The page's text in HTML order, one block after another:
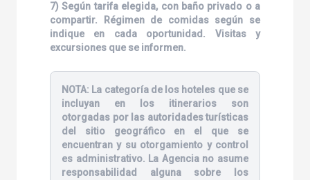
7) Según tarifa elegida, con baño privado o a
compartir. Régimen de comidas según se
indique en cada oportunidad. Visitas y
excursiones que se informen.
NOTA: La categoría de los hoteles que se
incluyan en los itinerarios son
otorgadas por las autoridades turísticas
del sitio geográfico en el que se
encuentran y su otorgamiento y control
es administrativo. La Agencia no asume
responsabilidad alguna sobre los